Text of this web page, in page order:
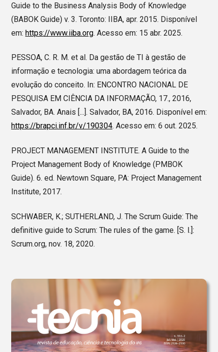
Guide to the Business Analysis Body of Knowledge
(BABOK Guide) v. 3. Toronto: IIBA, apr. 2015. Disponível
em: https://www.iiba.org. Acesso em: 15 abr. 2025.
PESSOA, C. R. M. et al. Da gestão de TI à gestão de
informação e tecnologia: uma abordagem teórica da
evolução do conceito. In: ENCONTRO NACIONAL DE
PESQUISA EM CIÊNCIA DA INFORMAÇÃO, 17., 2016,
Salvador, BA. Anais [...]. Salvador, BA, 2016. Disponível em:
https://brapci.inf.br/v/190304. Acesso em: 6 out. 2025.
PROJECT MANAGEMENT INSTITUTE. A Guide to the
Project Management Body of Knowledge (PMBOK
Guide). 6. ed. Newtown Square, PA: Project Management
Institute, 2017.
SCHWABER, K.; SUTHERLAND, J. The Scrum Guide: The
definitive guide to Scrum: The rules of the game. [S. l.]:
Scrum.org, nov. 18, 2020.